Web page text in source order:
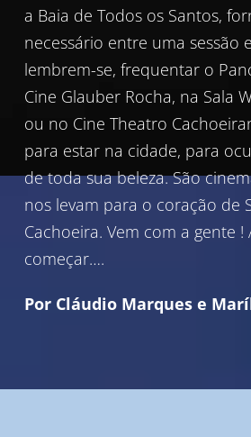
a Baia de Todos os Santos,
necessário entre uma sessão
lembrem-se, frequentar o
Cine Glauber Rocha, na Sala
ou no Cine Theatro
para estar na cidade, para
de toda sua beleza. São
nos levam para o coração de
Cachoeira. Vem com a gente !
começar….
Por Cláudio Marques e